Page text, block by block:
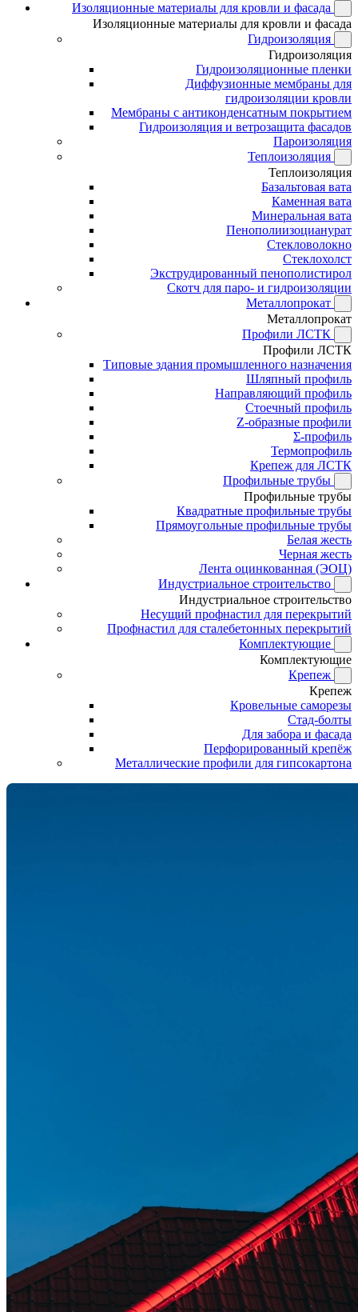
Изоляционные материалы для кровли и фасада
Изоляционные материалы для кровли и фасада
Гидроизоляция
Гидроизоляция
Гидроизоляционные пленки
Диффузионные мембраны для
гидроизоляции кровли
Мембраны с антиконденсатным покрытием
Гидроизоляция и ветрозащита фасадов
Пароизоляция
Теплоизоляция
Теплоизоляция
Базальтовая вата
Каменная вата
Минеральная вата
Пенополиизоцианурат
Стекловолокно
Стеклохолст
Экструдированный пенополистирол
Скотч для паро- и гидроизоляции
Металлопрокат
Металлопрокат
Профили ЛСТК
Профили ЛСТК
Типовые здания промышленного назначения
Шляпный профиль
Направляющий профиль
Стоечный профиль
Z-образные профили
Σ-профиль
Термопрофиль
Крепеж для ЛСТК
Профильные трубы
Профильные трубы
Квадратные профильные трубы
Прямоугольные профильные трубы
Белая жесть
Черная жесть
Лента оцинкованная (ЭОЦ)
Индустриальное строительство
Индустриальное строительство
Несущий профнастил для перекрытий
Профнастил для сталебетонных перекрытий
Комплектующие
Комплектующие
Крепеж
Крепеж
Кровельные саморезы
Стад-болты
Для забора и фасада
Перфорированный крепёж
Металлические профили для гипсокартона